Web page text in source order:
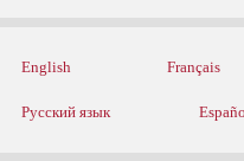
English Français
Русский язык